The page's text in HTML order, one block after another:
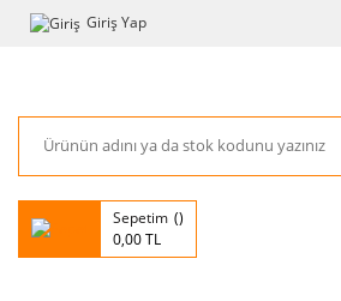
Giriş Yap
Sepetim
0,00 TL